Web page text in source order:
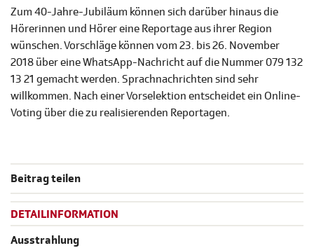
Zum 40-Jahre-Jubiläum können sich darüber hinaus die
Hörerinnen und Hörer eine Reportage aus ihrer Region
wünschen. Vorschläge können vom 23. bis 26. November
2018 über eine WhatsApp-Nachricht auf die Nummer 079 132
13 21 gemacht werden. Sprachnachrichten sind sehr
willkommen. Nach einer Vorselektion entscheidet ein Online-
Voting über die zu realisierenden Reportagen.
Beitrag teilen
DETAILINFORMATION
Ausstrahlung